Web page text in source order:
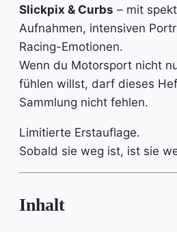
Slickpix & Curbs – mit
Aufnahmen, intensiven
Racing-Emotionen.
Wenn du Motorsport nicht
fühlen willst, darf dieses
Sammlung nicht fehlen.
Limitierte Erstauflage.
Sobald sie weg ist, ist sie
Inhalt